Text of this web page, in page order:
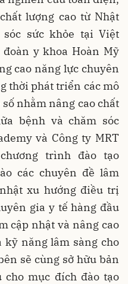
lượng cao từ Nhật
sức khỏe tại Việt
y khoa Hoàn Mỹ
cao năng lực chuyên
thời phát triển các mô
nhằm nâng cao chất
bệnh và chăm sóc
và Công ty MRT
trình đào tạo
các chuyên đề lâm
xu hướng điều trị
gia y tế hàng đầu
cập nhật và nâng cao
năng lâm sàng cho
sẽ cùng sở hữu bản
mục đích đào tạo